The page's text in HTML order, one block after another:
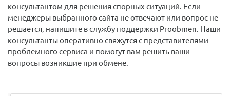
консультантом для решения спорных ситуаций. Если
менеджеры выбранного сайта не отвечают или вопрос не
решается, напишите в службу поддержки Proobmen. Наши
консультанты оперативно свяжутся с представителями
проблемного сервиса и помогут вам решить ваши
вопросы возникшие при обмене.